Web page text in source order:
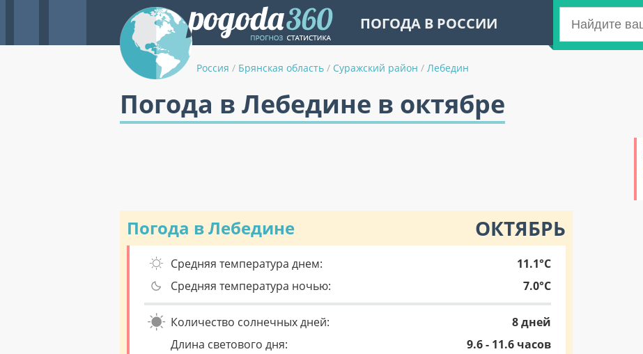
ПОГОДА В РОССИИ
Россия / Брянская область / Суражский район / Лебедин
Погода в Лебедине в октябре
Погода в Лебедине ОКТЯБРЬ
Средняя температура днем:
11.1°C
Средняя температура ночью:
7.0°C
Количество солнечных дней:
8 дней
Длина светового дня:
9.6 - 11.6 часов